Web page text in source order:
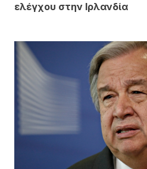
ελέγχου στην Ιρλανδία